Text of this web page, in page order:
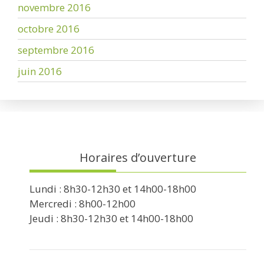
novembre 2016
octobre 2016
septembre 2016
juin 2016
Horaires d’ouverture
Lundi : 8h30-12h30 et 14h00-18h00
Mercredi : 8h00-12h00
Jeudi : 8h30-12h30 et 14h00-18h00